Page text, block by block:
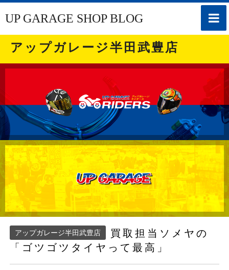
toggle
UP GARAGE SHOP BLOG
アップガレージ半田武豊店
アップガレージ半田武豊店
買取担当ソメヤの
「ゴツゴツタイヤって最高」